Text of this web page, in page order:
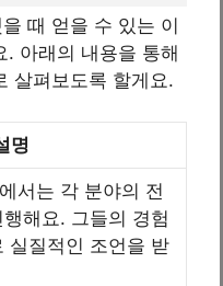
때 얻을 수 있는 이
. 아래의 내용을 통해
살펴보도록 할게요.
명
서는 각 분야의 전
해요. 그들의 경험
실질적인 조언을 받